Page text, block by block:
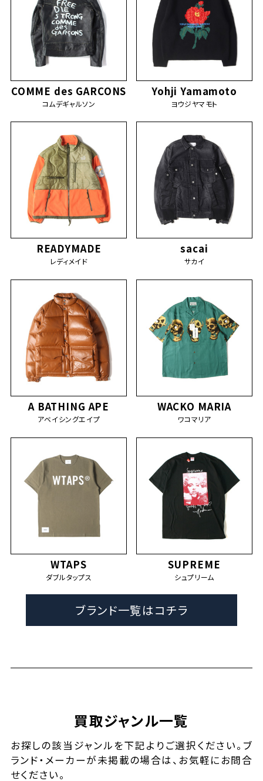
COMME des GARCONS
コムデギャルソン
Yohji Yamamoto
ヨウジヤマモト
READYMADE
レディメイド
sacai
サカイ
A BATHING APE
アベイシングエイプ
WACKO MARIA
ワコマリア
WTAPS
ダブルタップス
SUPREME
シュプリーム
ブランド一覧はコチラ
買取ジャンル一覧
お探しの該当ジャンルを下記よりご選択ください。ブ
ランド・メーカーが未掲載の場合は、お気軽にお問合
せください。